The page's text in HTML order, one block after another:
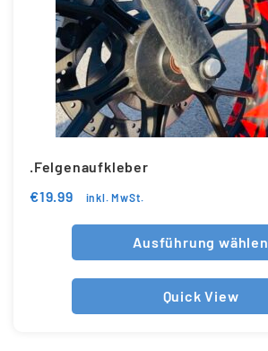
.Felgenaufkleber
€19.99 inkl. MwSt.
Ausführung wählen
Quick View